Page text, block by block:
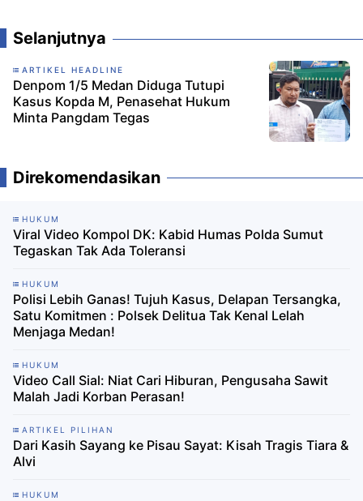
Selanjutnya
ARTIKEL HEADLINE
Denpom 1/5 Medan Diduga Tutupi
Kasus Kopda M, Penasehat Hukum
Minta Pangdam Tegas
Direkomendasikan
HUKUM
Viral Video Kompol DK: Kabid Humas Polda Sumut
Tegaskan Tak Ada Toleransi
HUKUM
Polisi Lebih Ganas! Tujuh Kasus, Delapan Tersangka,
Satu Komitmen : Polsek Delitua Tak Kenal Lelah
Menjaga Medan!
HUKUM
Video Call Sial: Niat Cari Hiburan, Pengusaha Sawit
Malah Jadi Korban Perasan!
ARTIKEL PILIHAN
Dari Kasih Sayang ke Pisau Sayat: Kisah Tragis Tiara &
Alvi
HUKUM